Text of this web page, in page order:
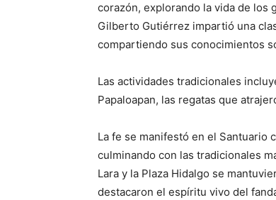
corazón, explorando la vida de los
Gilberto Gutiérrez impartió una
compartiendo sus conocimientos
Las actividades tradicionales
Papaloapan, las regatas que
La fe se manifestó en el Santuario
culminando con las tradicionales
Lara y la Plaza Hidalgo se
destacaron el espíritu vivo del